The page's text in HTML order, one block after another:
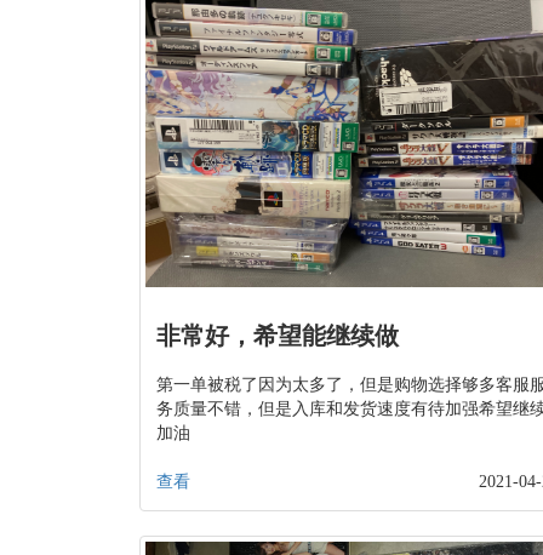
非常好，希望能继续做
第一单被税了因为太多了，但是购物选择够多客服
务质量不错，但是入库和发货速度有待加强希望继
加油
查看 2021-